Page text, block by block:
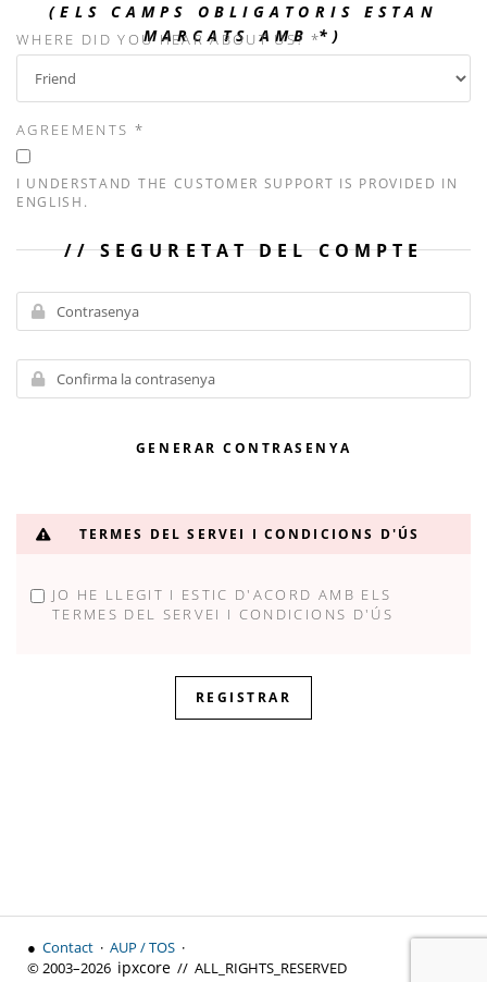
(ELS CAMPS OBLIGATORIS ESTAN
MARCATS AMB *)
WHERE DID YOU HEAR ABOUT US? *
AGREEMENTS *
I UNDERSTAND THE CUSTOMER SUPPORT IS PROVIDED IN
ENGLISH.
SEGURETAT DEL COMPTE
GENERAR CONTRASENYA
Seguretat de la contrasenya: Introduir una contrasenya
TERMES DEL SERVEI I CONDICIONS D'ÚS
JO HE LLEGIT I ESTIC D'ACORD AMB ELS
TERMES DEL SERVEI I CONDICIONS D'ÚS
● Contact · AUP / TOS ·
© 2003–2026 ipxcore // ALL_RIGHTS_RESERVED